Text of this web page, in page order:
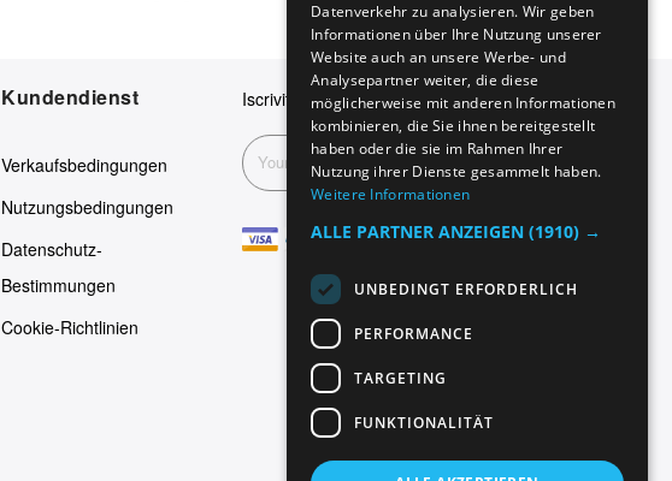
Kundendienst
Verkaufsbedingungen
Nutzungsbedingungen
Datenschutz-
Bestimmungen
Cookie-Richtlinien
Iscriviti alla nostra newsletter
Abonnieren
SPANISH
Datenverkehr zu analysieren. Wir geben
Informationen über Ihre Nutzung unserer
Website auch an unsere Werbe- und
Analysepartner weiter, die diese
möglicherweise mit anderen Informationen
kombinieren, die Sie ihnen bereitgestellt
haben oder die sie im Rahmen Ihrer
Nutzung ihrer Dienste gesammelt haben.
Weitere Informationen
ALLE PARTNER ANZEIGEN (1910) →
UNBEDINGT ERFORDERLICH
PERFORMANCE
TARGETING
FUNKTIONALITÄT